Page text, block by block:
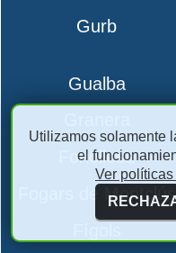
Gurb
Gualba
Fonollosa
Fogars de Montclús
Utilizamos solamente
el
Ver